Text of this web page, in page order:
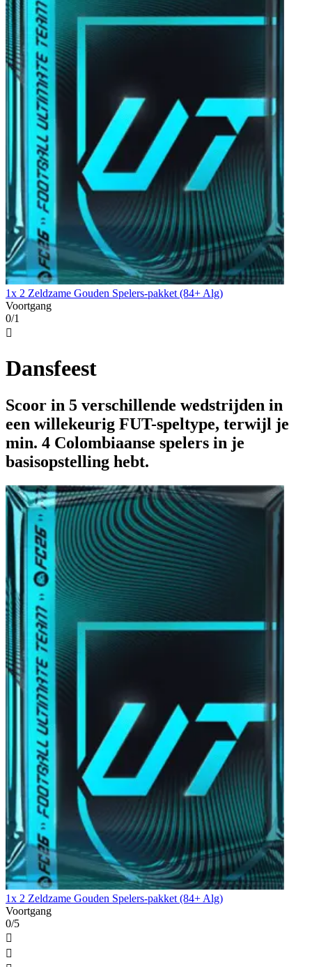
1x 2 Zeldzame Gouden Spelers-pakket (84+ Alg)
Voortgang
0/1

Dansfeest
Scoor in 5 verschillende wedstrijden in
een willekeurig FUT-speltype, terwijl je
min. 4 Colombiaanse spelers in je
basisopstelling hebt.
1x 2 Zeldzame Gouden Spelers-pakket (84+ Alg)
Voortgang
0/5

